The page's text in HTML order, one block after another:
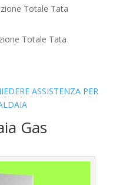
Totale Tata
Totale Tata
ASSISTENZA PER
Gas